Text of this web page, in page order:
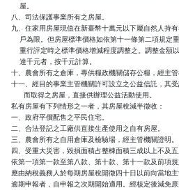
    屋。
八、司法保護事業所有之房屋。
九、住家用房屋現值在新臺幣十萬元以下屬自然人持
戶為限。但房屋標準價格如依第十一條第二項規定
重行評定時之標準價格增減程度調整之。調整金額
    達千元者，按千元計算。
十、農會所有之倉庫，專供糧政機關儲存公糧，經主管
十一、經目的事業主管機關許可設立之公益信託，其
      而取得之房屋，直接供辦理公益活動使用。
私有房屋有下列情形之一者，其房屋稅減半徵收：
一、政府平價配售之平民住宅。
二、合法登記之工廠供直接生產使用之自有房屋。
三、農會所有之自用倉庫及檢驗場，經主管機關證明。
四、受重大災害，毀損面積占整棟面積三成以上不及五
依第一項第一款至第八款、第十款、第十一款及前項規
應由納稅義務人於每期房屋稅開徵四十日以前向當地主
逾期申報者，自申報之次期開始適用。經核定後減免